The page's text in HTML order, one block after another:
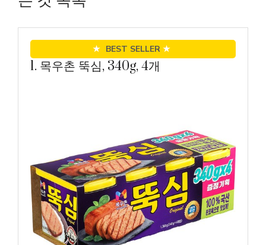
★ BEST SELLER ★
1. 목우촌 뚝심, 340g, 4개